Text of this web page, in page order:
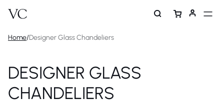
Home/Designer Glass Chandeliers
DESIGNER GLASS
CHANDELIERS